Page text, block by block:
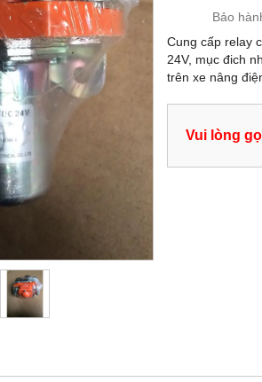
Bảo
Cung cấp relay
24V, mục đich
trên xe nâng
Vui lòng